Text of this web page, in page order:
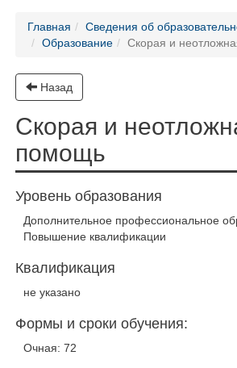
Главная
Сведения об
Образование
Скорая и
Назад
Скорая и
помощь
Уровень образования
Дополнительное профессиональное
Повышение квалификации
Квалификация
не указано
Формы и сроки обучения:
Очная: 72